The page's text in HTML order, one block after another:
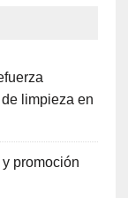
limpieza en
promoción